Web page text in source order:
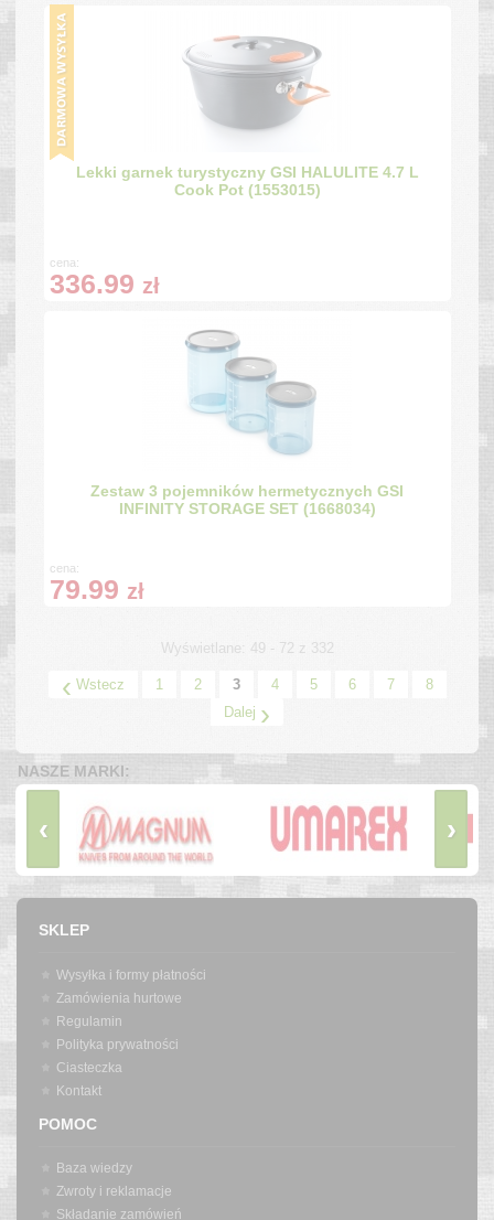
Lekki garnek turystyczny GSI HALULITE 4.7 L
Cook Pot (1553015)
cena:
336.99 zł
Zestaw 3 pojemników hermetycznych GSI
INFINITY STORAGE SET (1668034)
cena:
79.99 zł
Wyświetlane: 49 - 72 z 332
‹ Wstecz 1 2 3 4 5 6 7
8
Dalej ›
NASZE MARKI:
‹ ›
SKLEP
Wysyłka i formy płatności
Zamówienia hurtowe
Regulamin
Polityka prywatności
Ciasteczka
Kontakt
POMOC
Baza wiedzy
Zwroty i reklamacje
Składanie zamówień